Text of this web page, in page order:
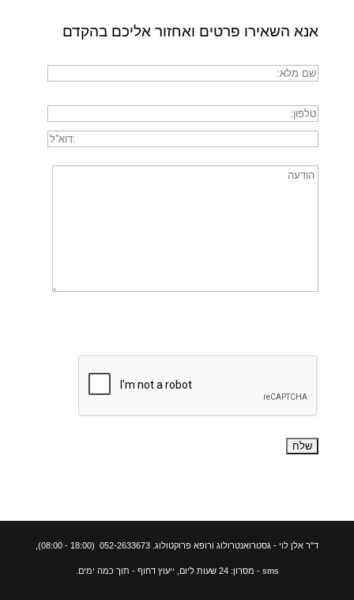
אנא השאירו פרטים ואחזור אליכם בהקדם
ד"ר אלן לוי - גסטרואנטרולוג ורופא פרוקטולוג. 052-2633673 (18:00 - 08:00),
sms - מסרון: 24 שעות ליום, ייעוץ דחוף - תוך כמה ימים.